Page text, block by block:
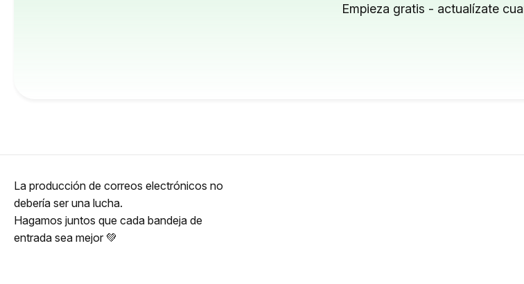
Empieza gratis - actualízate
La producción de correos electrónicos no
debería ser una lucha.
Hagamos juntos que cada bandeja de
entrada sea mejor 💚